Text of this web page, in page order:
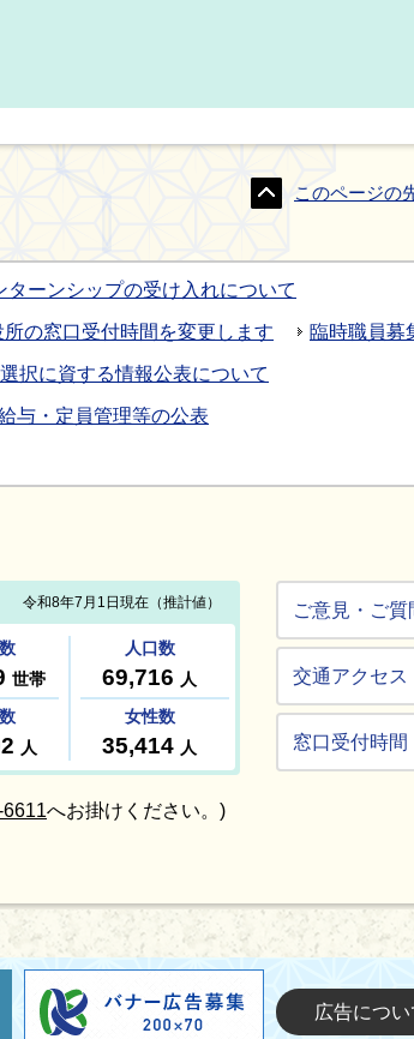
このページの
ターンシップの受け入れについて
の窓口受付時間を変更します 臨時職員募
択に資する情報公表について
与・定員管理等の公表
へお掛けください。)
ご意見・ご質
交通アクセス
窓口受付時間
広告につい